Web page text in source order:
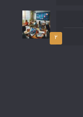
۲